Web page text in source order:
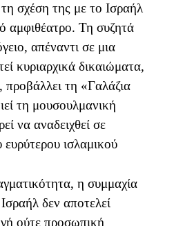
σχέση της με το Ισραήλ
αμφιθέατρο. Τη συζητά
απέναντι σε μια
κυριαρχικά δικαιώματα,
προβάλλει τη «Γαλάζια
τη μουσουλμανική
να αναδειχθεί σε
ισλαμικού
η συμμαχία
δεν αποτελεί
ούτε προσωπική